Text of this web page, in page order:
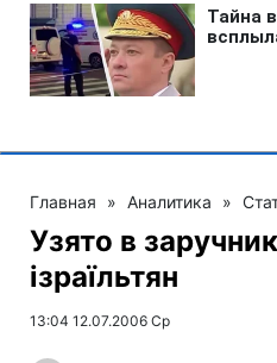
Главная » Аналитика »
Узято в
ізраїльтян
13:04 12.07.2006 Ср